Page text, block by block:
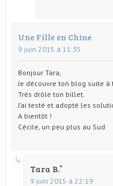
Une Fille en Chine
9 juin 2015 à 11:35
Bonjour Tara,
Je découvre ton blog suite
Très drôle ton billet.
J’ai testé et adopté les
A bientôt !
Cécile, un peu plus au Sud
Tara B.
9 juin 2015 à 22:19